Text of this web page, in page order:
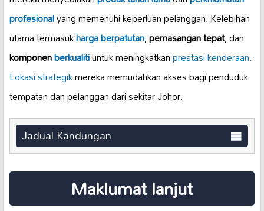
profesionalyang memenuhi keperluan pelanggan. Kelebihan
utama termasukharga berpatutan,pemasangan tepat, dan
komponenberkualitiuntuk meningkatkanprestasi kenderaan.
Lokasi strategikmereka memudahkan akses bagi penduduk
tempatan dan pelanggan dari sekitar Johor.
Jadual Kandungan
Maklumat lanjut